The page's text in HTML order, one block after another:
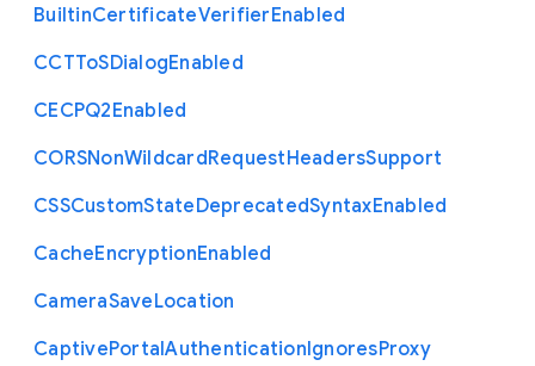
BuiltinCertificateVerifierEnabled
CCTToSDialogEnabled
CECPQ2Enabled
CORSNonWildcardRequestHeadersSupport
CSSCustomStateDeprecatedSyntaxEnabled
CacheEncryptionEnabled
CameraSaveLocation
CaptivePortalAuthenticationIgnoresProxy